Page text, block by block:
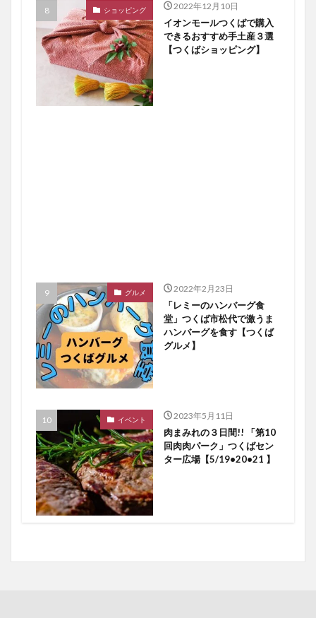
ショッピング 2022年12月10日
イオンモールつくばで購入
できるおすすめ手土産３選
【つくばショッピング】
グルメ 2022年2月23日
「レミーのハンバーグ食
堂」つくば市松代で激うま
ハンバーグを食す【つくば
グルメ】
イベント 2023年5月11日
肉まみれの３日間!! 「第10
回肉肉パーク」つくばセン
ター広場【5/19•20•21 】